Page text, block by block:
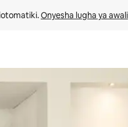
Onyesha lugha ya awali